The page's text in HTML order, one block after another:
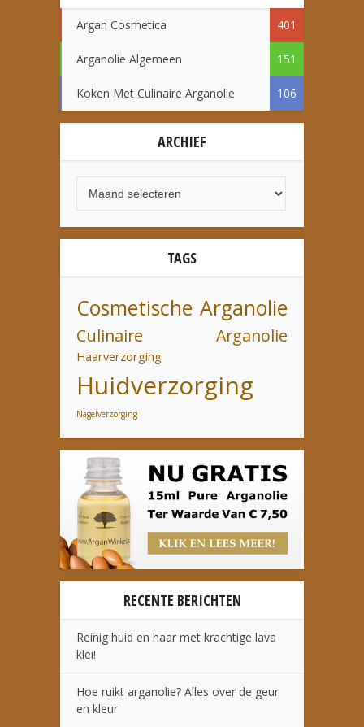
Argan Cosmetica 401
Arganolie Algemeen 151
Koken Met Culinaire Arganolie 106
ARCHIEF
TAGS
Cosmetische Arganolie
Culinaire Arganolie
Haarverzorging
Huidverzorging
Nagelverzorging
RECENTE BERICHTEN
Reinig huid en haar met krachtige lava
klei!
Hoe ruikt arganolie? Alles over de geur
en kleur